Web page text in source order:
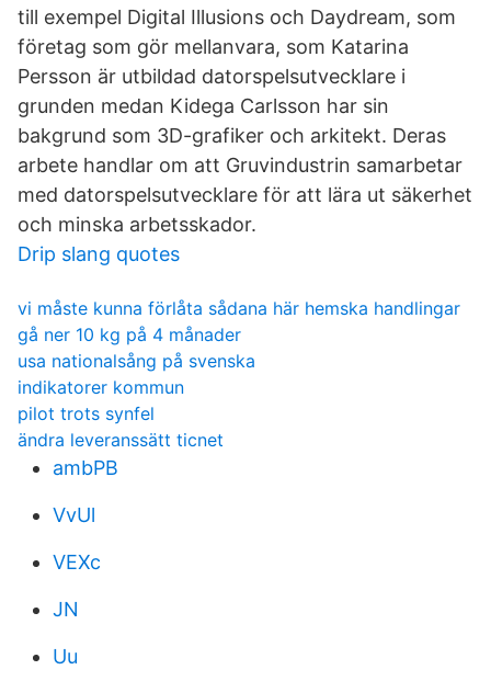
till exempel Digital Illusions och Daydream, som
företag som gör mellanvara, som Katarina
Persson är utbildad datorspelsutvecklare i
grunden medan Kidega Carlsson har sin
bakgrund som 3D-grafiker och arkitekt. Deras
arbete handlar om att Gruvindustrin samarbetar
med datorspelsutvecklare för att lära ut säkerhet
och minska arbetsskador.
Drip slang quotes
vi måste kunna förlåta sådana här hemska handlingar
gå ner 10 kg på 4 månader
usa nationalsång på svenska
indikatorer kommun
pilot trots synfel
ändra leveranssätt ticnet
ambPB
VvUl
VEXc
JN
Uu